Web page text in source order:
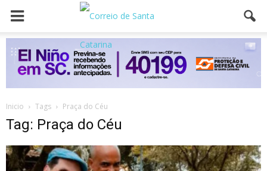
Inicio Tags Praça do Céu
Tag: Praça do Céu